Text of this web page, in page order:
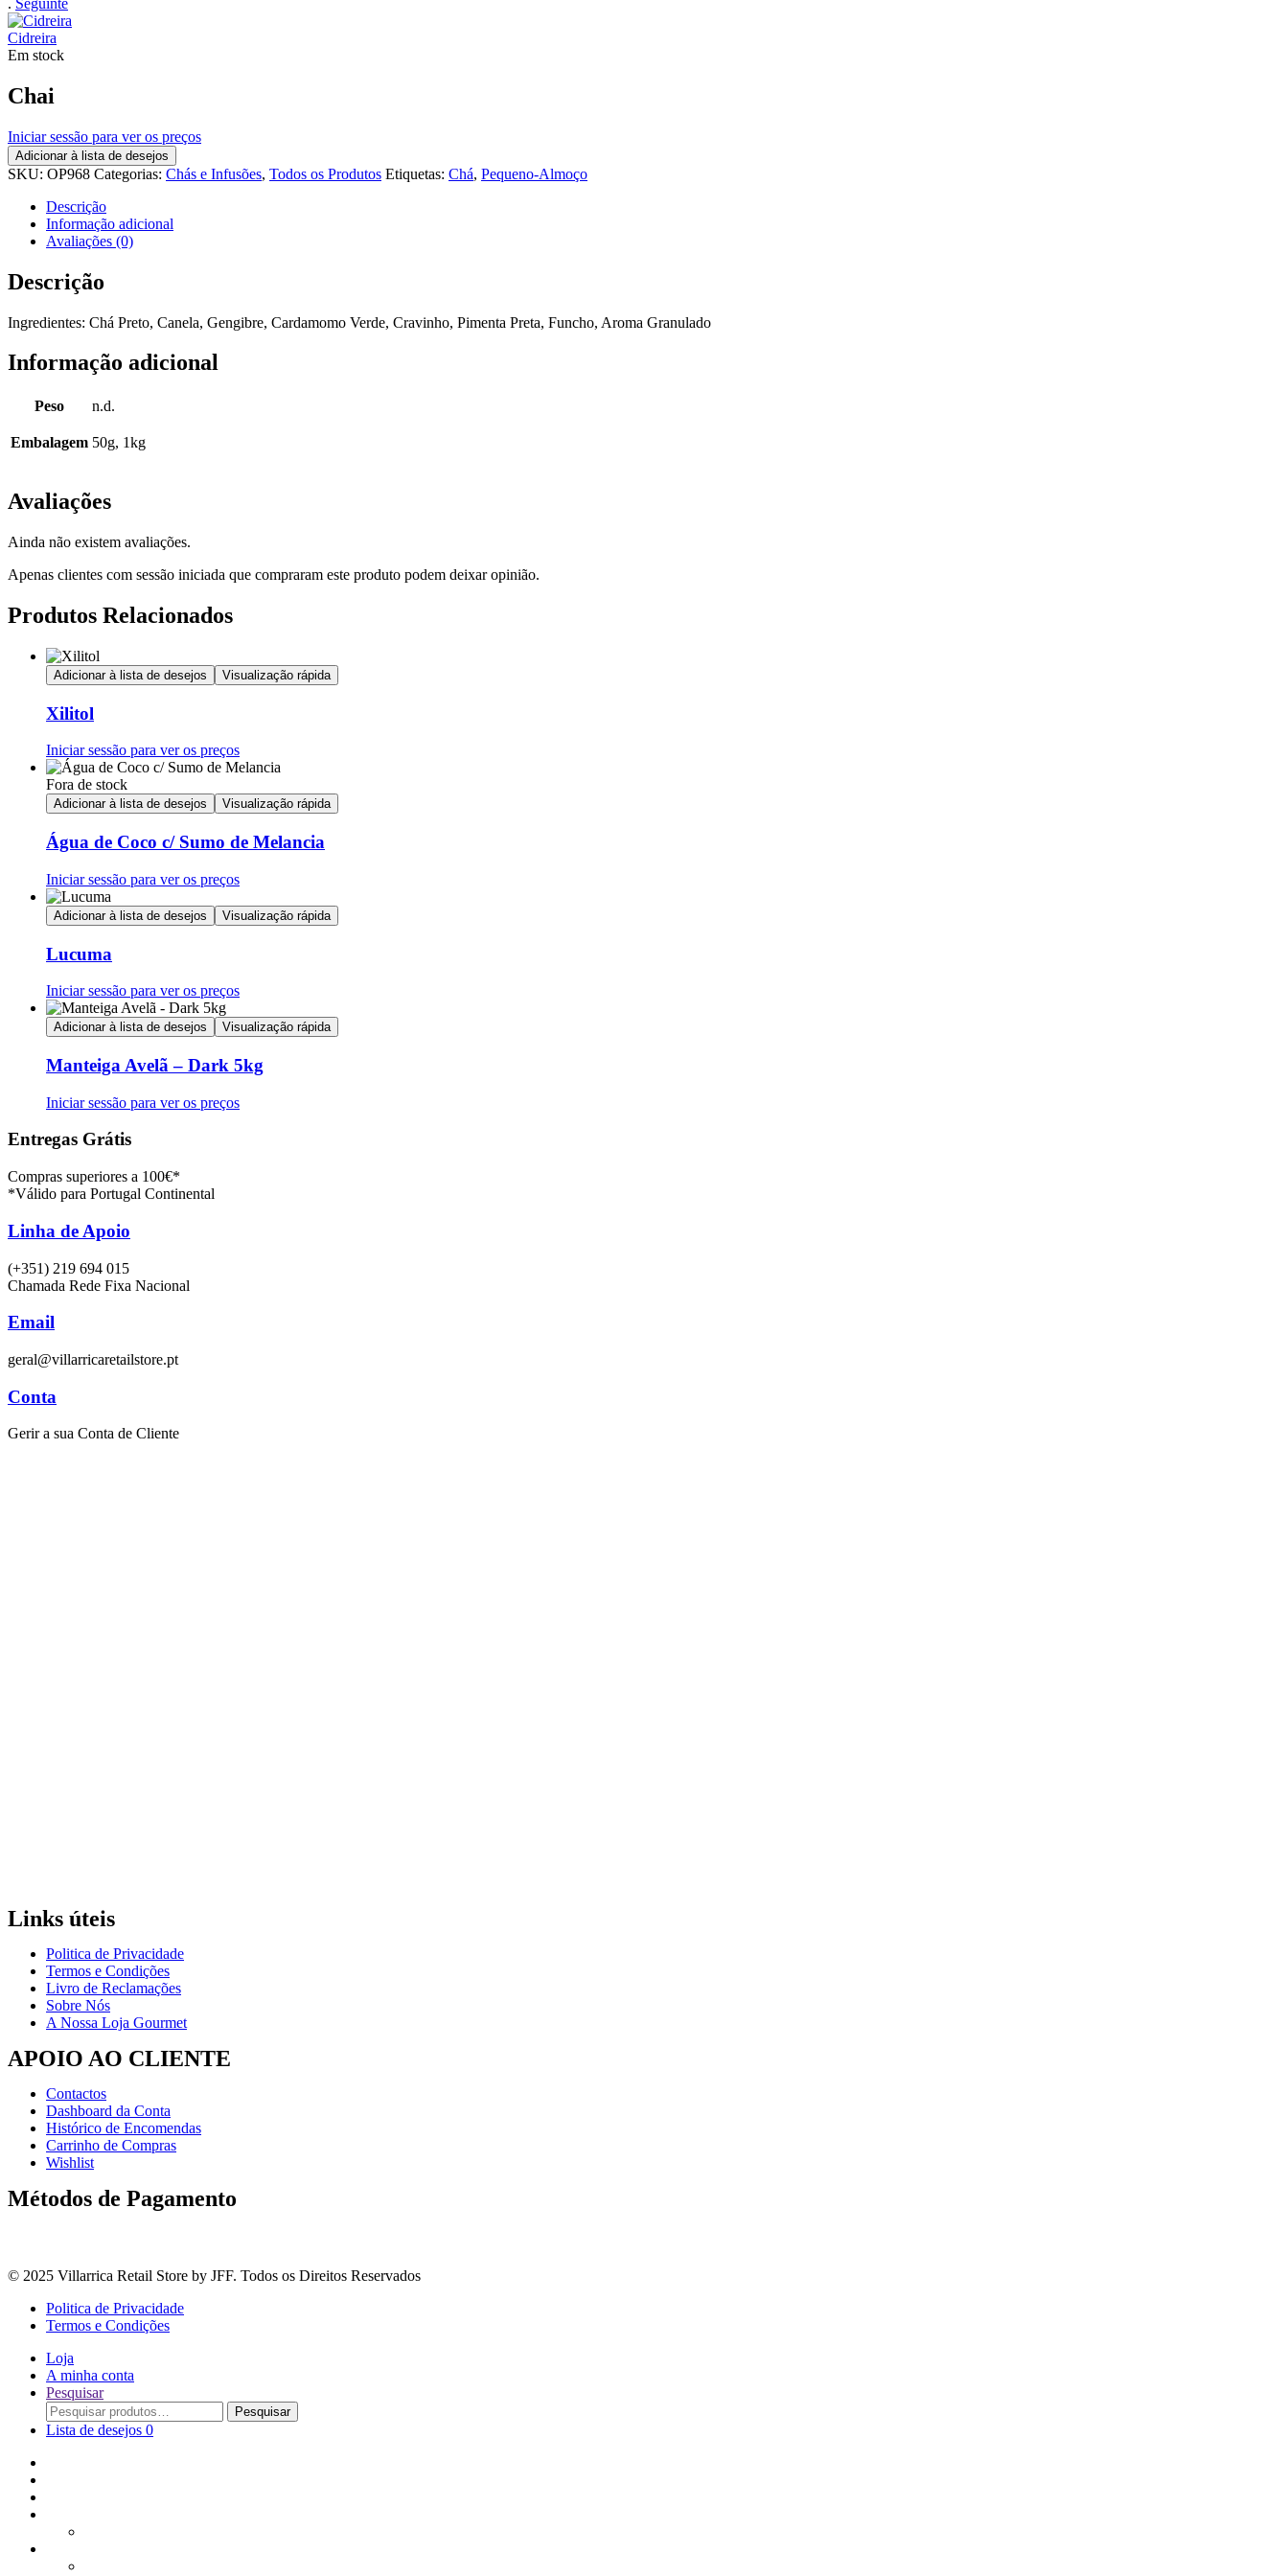
Cidreira
Em stock
Chai
Iniciar sessão para ver os preços
Adicionar à lista de desejos
SKU: OP968 Categorias: Chás e Infusões, Todos os Produtos Etiquetas: Chá, Pequeno-Almoço
Descrição
Informação adicional
Avaliações (0)
Descrição
Ingredientes: Chá Preto, Canela, Gengibre, Cardamomo Verde, Cravinho, Pimenta Preta, Funcho, Aroma Granulado
Informação adicional
Peso n.d.
Embalagem 50g, 1kg
Avaliações
Ainda não existem avaliações.
Apenas clientes com sessão iniciada que compraram este produto podem deixar opinião.
Produtos Relacionados
Adicionar à lista de desejos Visualização rápida
Xilitol
Iniciar sessão para ver os preços
Fora de stock
Adicionar à lista de desejos Visualização rápida
Água de Coco c/ Sumo de Melancia
Iniciar sessão para ver os preços
Adicionar à lista de desejos Visualização rápida
Lucuma
Iniciar sessão para ver os preços
Adicionar à lista de desejos Visualização rápida
Manteiga Avelã – Dark 5kg
Iniciar sessão para ver os preços
Entregas Grátis
Compras superiores a 100€*
*Válido para Portugal Continental
Linha de Apoio
(+351) 219 694 015
Chamada Rede Fixa Nacional
Email
geral@villarricaretailstore.pt
Conta
Gerir a sua Conta de Cliente
Links úteis
Politica de Privacidade
Termos e Condições
Livro de Reclamações
Sobre Nós
A Nossa Loja Gourmet
APOIO AO CLIENTE
Contactos
Dashboard da Conta
Histórico de Encomendas
Carrinho de Compras
Wishlist
Métodos de Pagamento
© 2025 Villarrica Retail Store by JFF. Todos os Direitos Reservados
Politica de Privacidade
Termos e Condições
Loja
A minha conta
Pesquisar
Procurar
por:
Pesquisar
Lista de desejos 0